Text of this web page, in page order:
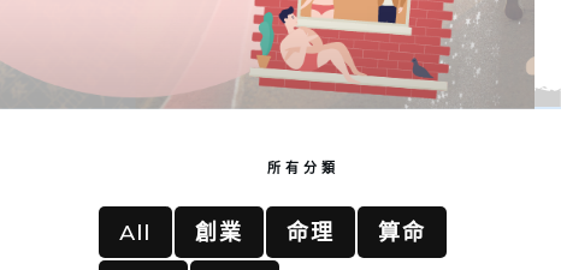
所有分類
All 創業 命理
算命